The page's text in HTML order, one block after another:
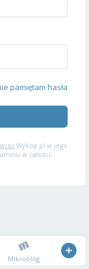
pamiętam hasła
Wykop.pl w jego
w całości,
Mikroblog